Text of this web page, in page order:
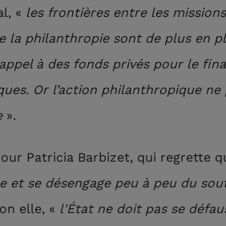
« les frontières entre les
la philanthropie sont de plus en
à des fonds privés pour le
Or l’action philanthropique
».
Patricia Barbizet, qui regrette
et se désengage peu à peu du
elle, « l'État ne doit pas se